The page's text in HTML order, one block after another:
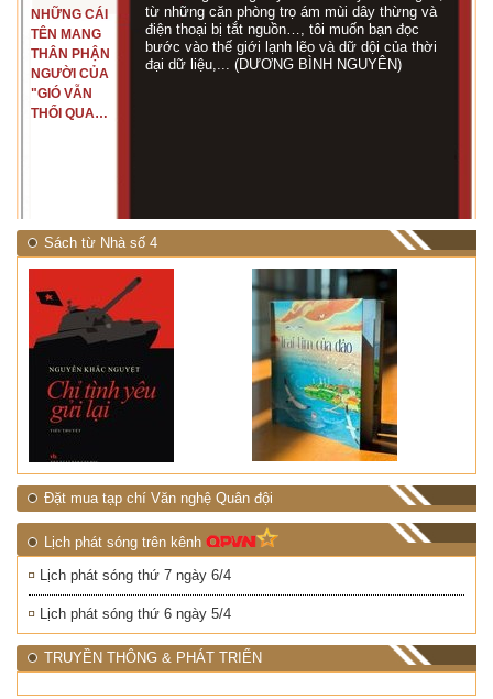
NHỮNG CÁI
TÊN MANG
THÂN PHẬN
NGƯỜI CỦA
"GIÓ VẪN
THỔI QUA
từ những căn phòng trọ ám mùi dây thừng và
điện thoại bị tắt nguồn…, tôi muốn bạn đọc
bước vào thế giới lạnh lẽo và dữ dội của thời
đại dữ liệu,... (DƯƠNG BÌNH NGUYÊN)
Sách từ Nhà số 4
Đặt mua tạp chí Văn nghệ Quân đội
Lịch phát sóng trên kênh
Lịch phát sóng thứ 7 ngày 6/4
Lịch phát sóng thứ 6 ngày 5/4
TRUYỀN THÔNG & PHÁT TRIỂN